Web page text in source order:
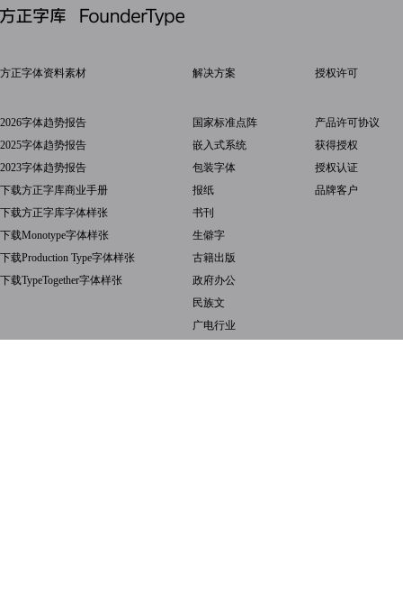
方正字体资料素材
2026字体趋势报告
2025字体趋势报告
2023字体趋势报告
下载方正字库商业手册
下载方正字库字体样张
下载Monotype字体样张
下载Production Type字体样张
下载TypeTogether字体样张
解决方案
国家标准点阵
嵌入式系统
包装字体
报纸
书刊
生僻字
古籍出版
政府办公
民族文
广电行业
授权许可
产品许可协议
获得授权
授权认证
品牌客户